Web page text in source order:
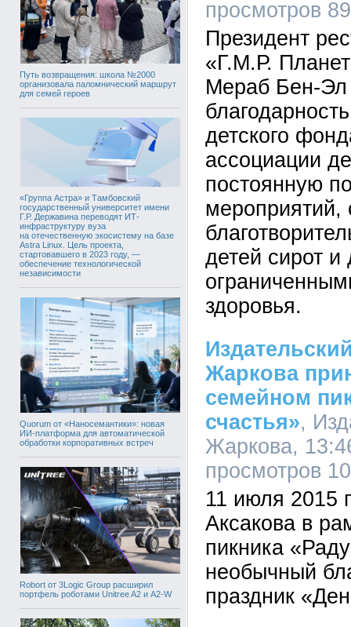
Путь возвращения: школа №2000
организовала паломнический маршрут
для семей героев
«Группа Астра» и Тамбовский
государственный университет имени
Г.Р. Державина переводят ИТ-
инфраструктуру вуза
на отечественную экосистему на базе
Astra Linux. Цель проекта,
стартовавшего в 2023 году, —
обеспечение технологической
независимости
Quorum от «Наносемантики»: новая
ИИ-платформа для автоматической
обработки корпоративных встреч
Robort от 3Logic Group расширил
портфель роботами Unitree A2 и A2-W
просмотров
Президент
«Г.М.Р.
Мераб Бен-
детского
ассоциации
постоянную
мероприятий,
детей сирот и
здоровья.
Жаркова
семейном
счастья»,
Жаркова,
просмотров
11 июля 2015
Аксакова в
пикника
необычный
праздник